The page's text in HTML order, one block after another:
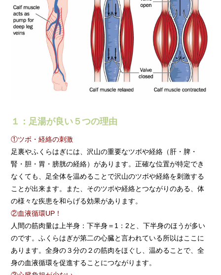
１：足湯が良い５つの理由
①ツボ・経絡の刺激
足裏やふくらはぎには、沢山の重要なツボや経絡（肝・脾・
腎・胆・胃・膀胱の経絡）があります。正確な位置が特定でき
なくても、足全体を温めることで沢山のツボや経絡を刺激する
ことが出来ます。また、そのツボや経絡とつながりのある、体
の様々な疾患を和らげる効果があります。
②血液循環UP！
人間の筋肉量は上半身：下半身＝1：2と、下半身のほうが多い
のです。ふくらはぎが第二の心臓と言われている所以はここに
あります。全身の３分の２の筋肉をほぐし、温めることで、全
身の血液循環を促進することにつながります。